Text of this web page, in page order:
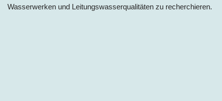
Wasserwerken und Leitungswasserqualitäten zu recherchieren.